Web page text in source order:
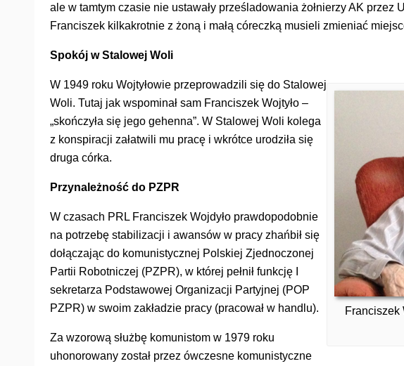
ale w tamtym czasie nie ustawały prześladowania żołnierzy AK przez
Franciszek kilkakrotnie z żoną i małą córeczką musieli zmieniać
Spokój w Stalowej Woli
Franciszek
W 1949 roku Wojtyłowie przeprowadzili się do Stalowej
Woli. Tutaj jak wspominał sam Franciszek Wojtyło –
„skończyła się jego gehenna”. W Stalowej Woli kolega
z konspiracji załatwili mu pracę i wkrótce urodziła się
druga córka.
Przynależność do PZPR
W czasach PRL Franciszek Wojdyło prawdopodobnie
na potrzebę stabilizacji i awansów w pracy zhańbił się
dołączając do komunistycznej Polskiej Zjednoczonej
Partii Robotniczej (PZPR), w której pełnił funkcję I
sekretarza Podstawowej Organizacji Partyjnej (POP
PZPR) w swoim zakładzie pracy (pracował w handlu).
Za wzorową służbę komunistom w 1979 roku
uhonorowany został przez ówczesne komunistyczne